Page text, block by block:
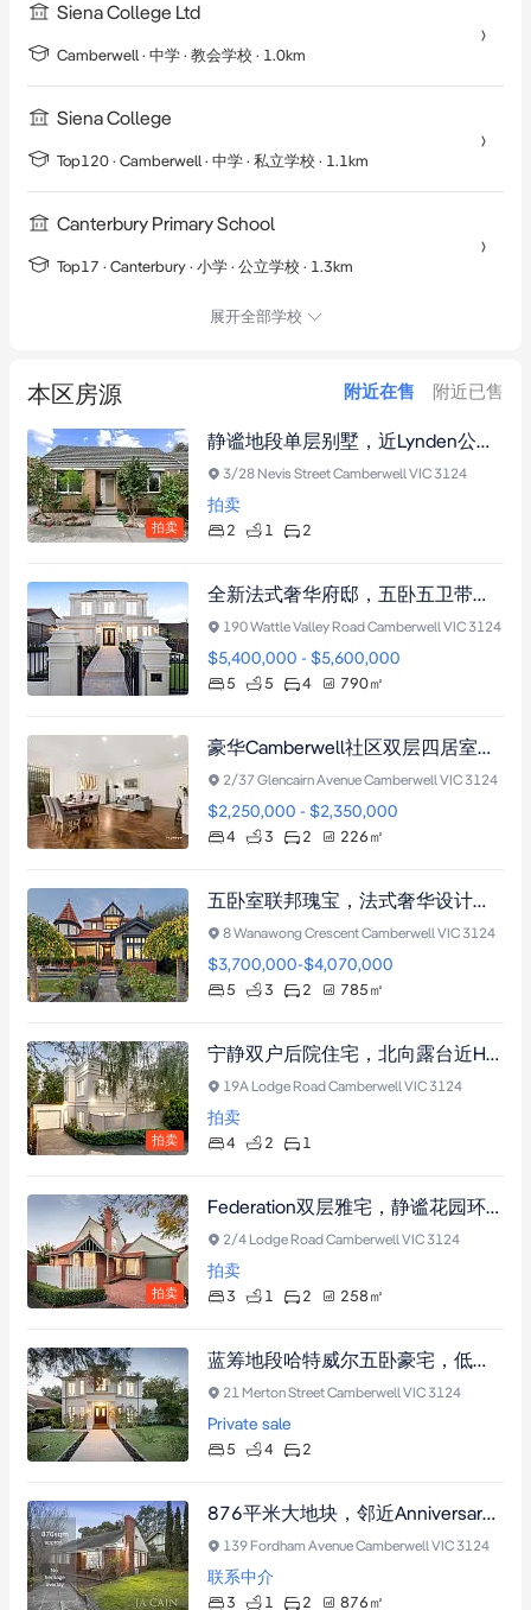
Siena College Ltd
Camberwell· 中学 · 教会学校 · 1.0km
Siena College
Top120 · Camberwell· 中学 · 私立学校 · 1.1km
Canterbury Primary School
Top17 · Canterbury · 小学 · 公立学校 · 1.3km
展开全部学校
本区房源 附近在售 附近已售
拍卖
静谧地段单层别墅，近Lynden公园，双卧室宽敞明亮，带露台庭院，邻近火车站及名校。
3/28 Nevis Street Camberwell VIC 3124
拍卖
2 1 2
全新法式奢华府邸，五卧五卫带恒温泳池，尊踞Camberwell High School学区，奢享Hartwell Village与Camberwell Junction便利。
190 Wattle Valley Road Camberwell VIC 3124
$5,400,000 - $5,600,000
5 5 4 790㎡
豪华Camberwell社区双层四居室别墅，邻近顶级学校，设施完善，交通便利。
2/37 Glencairn Avenue Camberwell VIC 3124
$2,250,000 - $2,350,000
4 3 2 226 ㎡
五卧室联邦瑰宝，法式奢华设计，景观花园与室内外娱乐，近火车站名校。
8 Wanawong Crescent Camberwell VIC 3124
$3,700,000-$4,070,000
5 3 2 785 ㎡
拍卖
宁静双户后院住宅，北向露台近Hartwell站与名校
19A Lodge Road Camberwell VIC 3124
拍卖
4 2 1
拍卖
Federation双层雅宅，静谧花园环绕，近Fordham Village与名校
2/4 Lodge Road Camberwell VIC 3124
拍卖
3 1 2 258 ㎡
蓝筹地段哈特威尔五卧豪宅，低维护奢华生活典范
21 Merton Street Camberwell VIC 3124
Private sale
5 4 2
876平米大地块，邻近Anniversary Trail，后院绿意盎然，宽敞室内采光充足，多车位停车，投资开发潜力巨大，Camberwell优质地段。
139 Fordham Avenue Camberwell VIC 3124
联系中介
3 1 2 876 ㎡